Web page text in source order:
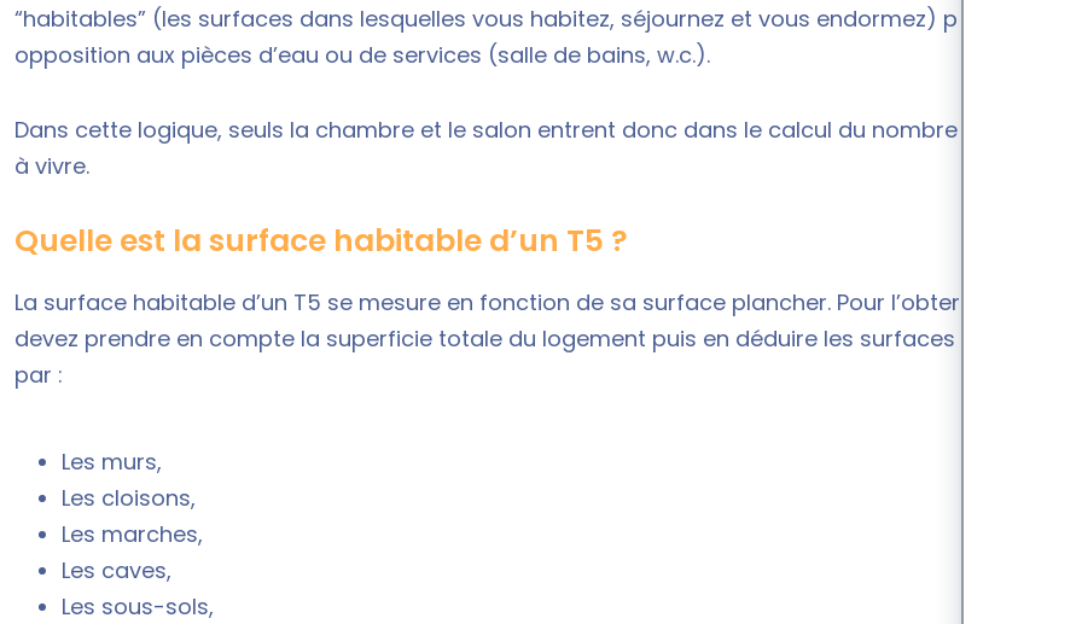
“habitables” (les surfaces dans lesquelles vous habitez, séjournez et vous endormez) par
opposition aux pièces d’eau ou de services (salle de bains, w.c.).
Dans cette logique, seuls la chambre et le salon entrent donc dans le calcul du nombre de pièces
à vivre.
Quelle est la surface habitable d’un T5 ?
La surface habitable d’un T5 se mesure en fonction de sa surface plancher. Pour l’obtenir, vous
devez prendre en compte la superficie totale du logement puis en déduire les surfaces occupées
par :
Les murs,
Les cloisons,
Les marches,
Les caves,
Les sous-sols,